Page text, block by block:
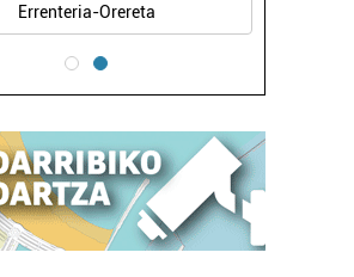
Errenteria-Orereta